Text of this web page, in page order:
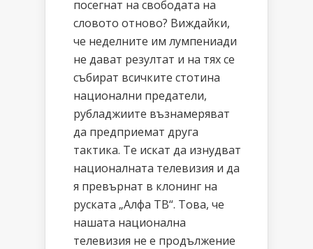
посегнат на свободата на
словото отново? Виждайки,
че неделните им лумпениади
не дават резултат и на тях се
събират всичките стотина
национални предатели,
рубладжиите възнамеряват
да предприемат друга
тактика. Те искат да изнудват
националната телевизия и да
я превърнат в клонинг на
руската „Алфа ТВ“. Това, че
нашата национална
телевизия не е продължение